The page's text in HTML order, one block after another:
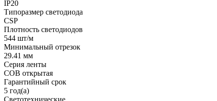
IP20
Типоразмер светодиода
CSP
Плотность светодиодов
544 шт/м
Минимальный отрезок
29.41 мм
Серия ленты
COB открытая
Гарантийный срок
5 год(а)